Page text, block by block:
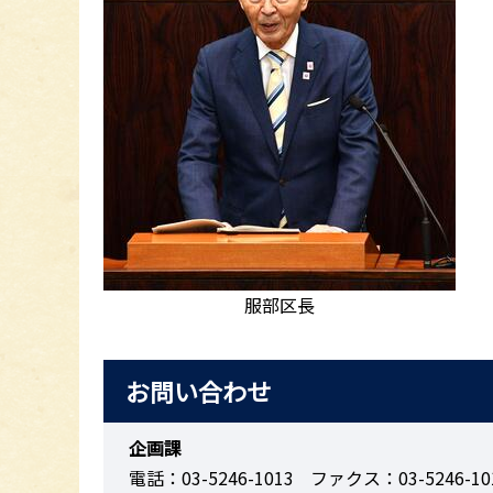
服部区長
お問い合わせ
企画課
電話：03-5246-1013
ファクス：03-5246-